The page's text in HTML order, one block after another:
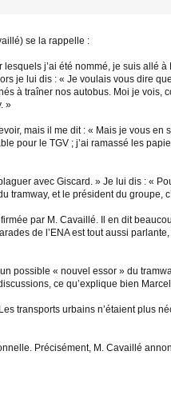
C
se la rappelle :
lesquels j’ai été nommé, je suis allé
je lui dis : « Je voulais vous dire
à traîner nos autobus. Moi je vois,
»
mais il me dit : « Mais je vous
pour le TGV ; j’ai ramassé les
avec Giscard. » Je lui dis : «
tramway, et le président du
par M. Cavaillé. Il en dit
de l’ENA est tout aussi
possible « nouvel essor » du
ce qu’explique bien
transports urbains n’étaient plus
Précisément, M. Cavaillé